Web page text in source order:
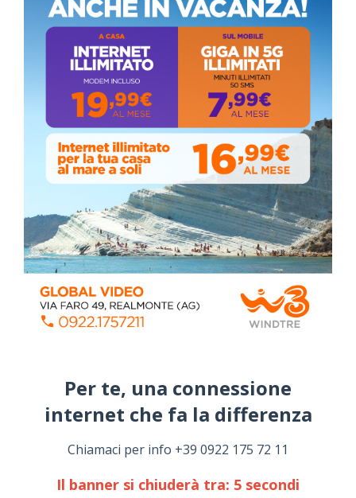
Per te, una connessione
internet che fa la differenza​
Chiamaci per info +39 0922 175 72 11
Il banner si chiuderà tra: 4 secondi
ISCRIVITI AL CANALE YOUTUBE
ALMANACCO DEL GIORNO